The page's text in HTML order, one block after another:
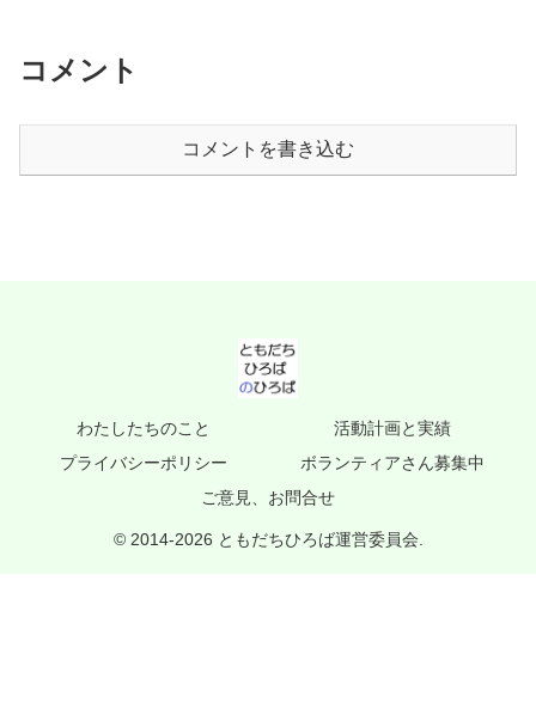
コメント
コメントを書き込む
わたしたちのこと
活動計画と実績
プライバシーポリシー
ボランティアさん募集中
ご意見、お問合せ
© 2014-2026 ともだちひろば運営委員会.